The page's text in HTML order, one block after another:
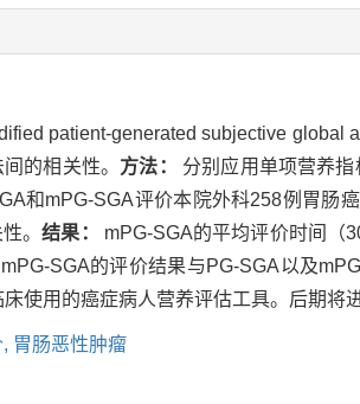
patient-generated subjective global
的相关性。 方法：
分别应用单项营养
和mPG-SGA评价本院外科258例胃肠
。结果：
mPG-SGA的平均评价时间（
SGA的评价结果与PG-SGA以及
使用的癌症病人营养评估工具。后期将
胃肠恶性肿瘤